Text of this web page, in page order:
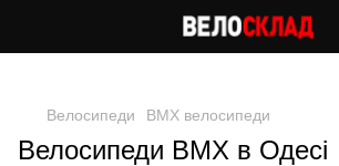
Велосипеди BMX велосипеди
Велосипеди BMX в Одесі